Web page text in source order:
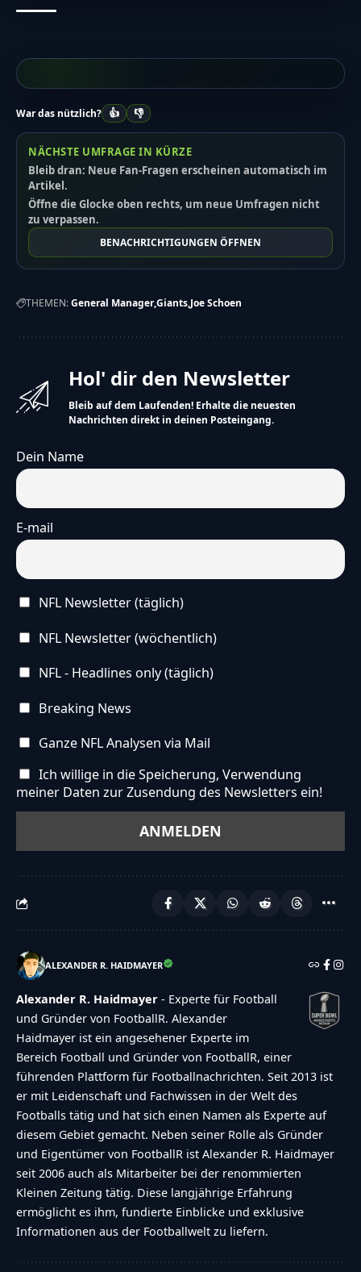
War das nützlich? 👍 👎
NÄCHSTE UMFRAGE IN KÜRZE
Bleib dran: Neue Fan-Fragen erscheinen automatisch im
Artikel.
Öffne die Glocke oben rechts, um neue Umfragen nicht
zu verpassen.
BENACHRICHTIGUNGEN ÖFFNEN
THEMEN:General ManagerGiants Joe Schoen
Hol' dir den Newsletter
Bleib auf dem Laufenden! Erhalte die neuesten
Nachrichten direkt in deinen Posteingang.
Dein Name
E-mail
NFL Newsletter (täglich)
NFL Newsletter (wöchentlich)
NFL - Headlines only (täglich)
Breaking News
Ganze NFL Analysen via Mail
Ich willige in die Speicherung, Verwendung
meiner Daten zur Zusendung des Newsletters ein!
ALEXANDER R. HAIDMAYER
Alexander R. Haidmayer - Experte für Football
und Gründer von FootballR. Alexander
Haidmayer ist ein angesehener Experte im
Bereich Football und Gründer von FootballR, einer
führenden Plattform für Footballnachrichten. Seit 2013 ist
er mit Leidenschaft und Fachwissen in der Welt des
Footballs tätig und hat sich einen Namen als Experte auf
diesem Gebiet gemacht. Neben seiner Rolle als Gründer
und Eigentümer von FootballR ist Alexander R. Haidmayer
seit 2006 auch als Mitarbeiter bei der renommierten
Kleinen Zeitung tätig. Diese langjährige Erfahrung
ermöglicht es ihm, fundierte Einblicke und exklusive
Informationen aus der Footballwelt zu liefern.